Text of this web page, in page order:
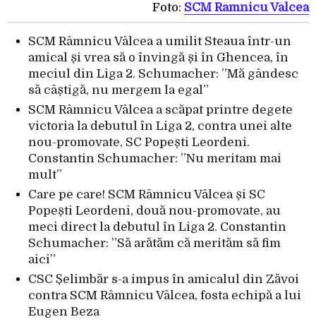
Foto: SCM Râmnicu Vâlcea
SCM Râmnicu Vâlcea a umilit Steaua într-un
amical și vrea să o învingă și în Ghencea, în
meciul din Liga 2. Schumacher: ”Mă gândesc
să câștigă, nu mergem la egal”
SCM Râmnicu Vâlcea a scăpat printre degete
victoria la debutul în Liga 2, contra unei alte
nou-promovate, SC Popești Leordeni.
Constantin Schumacher: ”Nu meritam mai
mult”
Care pe care! SCM Râmnicu Vâlcea și SC
Popești Leordeni, două nou-promovate, au
meci direct la debutul în Liga 2. Constantin
Schumacher: ”Să arătăm că merităm să fim
aici”
CSC Șelimbăr s-a impus în amicalul din Zăvoi
contra SCM Râmnicu Vâlcea, fosta echipă a lui
Eugen Beza